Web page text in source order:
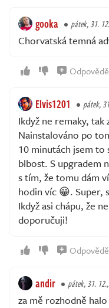
gooka pátek, 31.
Chorvatská temná
Elvis1201 pátek,
Ikdyž ne remaky, tak
Nainstalováno po
10 minutách jsem to
blbost. S upgradem
s tím, že tomu dám
hodin víc 😁. Super,
Ikdyž asi chápu, že
doporučuji!
andir pátek, 31.
za mě rozhodně halo